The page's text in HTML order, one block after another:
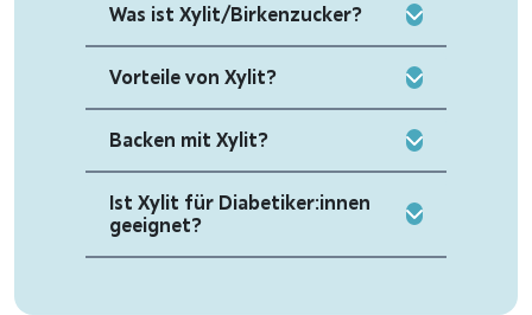
Was ist Xylit/Birkenzucker?
Vorteile von Xylit?
Backen mit Xylit?
Ist Xylit für Diabetiker:innen
geeignet?